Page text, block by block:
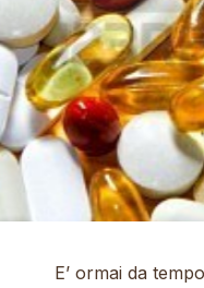
E’ ormai da